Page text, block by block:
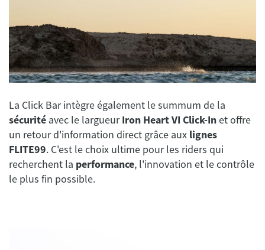
La Click Bar intègre également le summum de la
sécurité avec le largueurIron Heart VI Click-Inet offre
un retour d'information direct grâce aux lignes
FLITE99. C'est le choix ultime pour les riders qui
recherchent la performance, l'innovation et le contrôle
le plus fin possible.